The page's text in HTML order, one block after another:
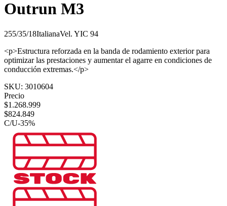
Outrun M3
255/35/18ItalianaVel. YIC 94
<p>Estructura reforzada en la banda de rodamiento exterior para
optimizar las prestaciones y aumentar el agarre en condiciones de
conducción extremas.</p>
SKU: 3010604
Precio
$1.268.999
$824.849
C/U-35%